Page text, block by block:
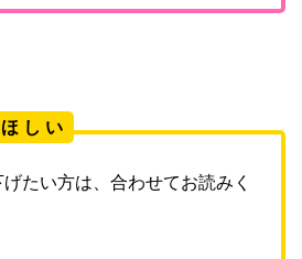
し い
たい方は、合わせてお読みく